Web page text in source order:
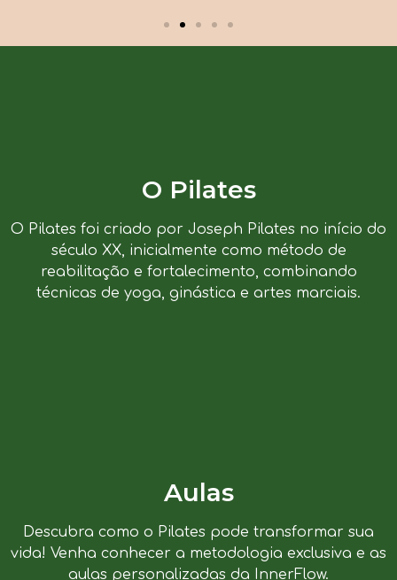
O Pilates
O Pilates foi criado por Joseph Pilates no início do
século XX, inicialmente como método de
reabilitação e fortalecimento, combinando
técnicas de yoga, ginástica e artes marciais.
Aulas
Descubra como o Pilates pode transformar sua
vida! Venha conhecer a metodologia exclusiva e as
aulas personalizadas da InnerFlow.